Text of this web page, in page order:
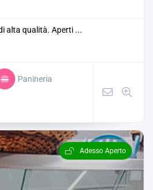
alta qualità. Aperti ...
Panineria
Adesso Aperto